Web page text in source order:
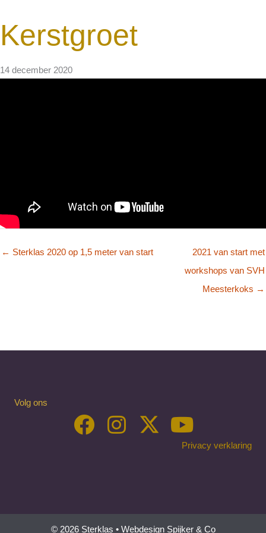
Kerstgroet
14 december 2020
← Sterklas 2020 op 1,5 meter van start
2021 van start met
workshops van SVH
Meesterkoks →
Volg ons
Privacy verklaring
© 2026 Sterklas • Webdesign Spijker & Co